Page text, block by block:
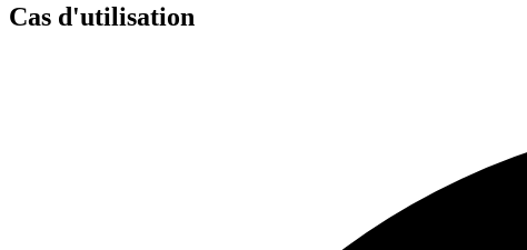
Cas d'utilisation